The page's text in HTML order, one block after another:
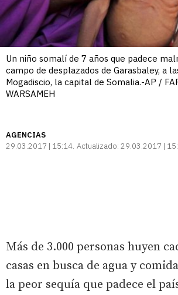
Un niño somalí de 7 años que padece
campo de desplazados de Garasbaley, a
Mogadiscio, la capital de Somalia.-AP /
WARSAMEH
AGENCIAS
29.03.2017 | 15:14 Actualizado: 29.03.2017 |
Más de 3.000 personas huyen
casas en busca de agua y
la peor sequía que padece el